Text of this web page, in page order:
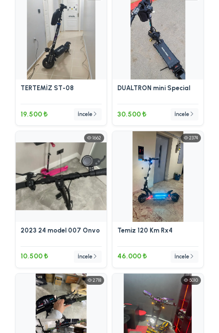
TERTEMİZ ST-08
19.500 ₺ İncele
DUALTRON mini Special
30.500 ₺ İncele
1662
2023 24 model 007 Onvo
10.500 ₺ İncele
2374
Temiz 120 Km Rx4
46.000 ₺ İncele
2718 5010